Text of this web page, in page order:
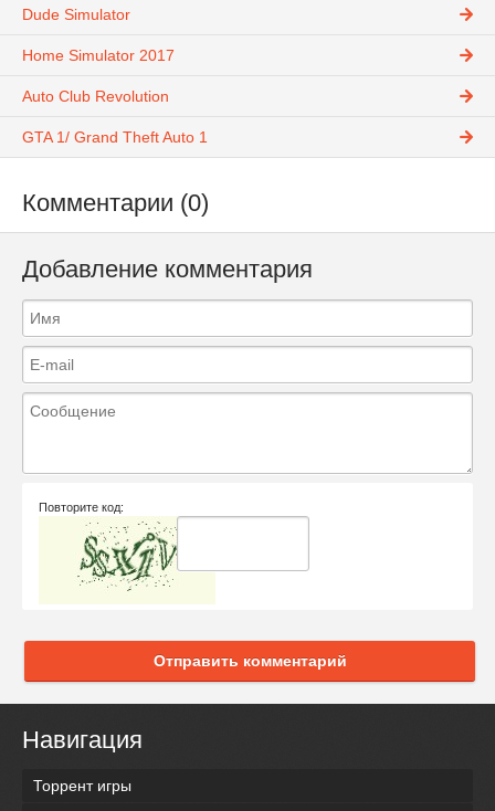
Dude Simulator
Home Simulator 2017
Auto Club Revolution
GTA 1/ Grand Theft Auto 1
Комментарии (0)
Добавление комментария
Повторите код:
Отправить комментарий
Навигация
Торрент игры